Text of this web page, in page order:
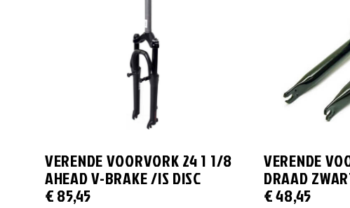
VERENDE VOORVORK 24 1 1/8
AHEAD V-BRAKE /IS DISC
€85,45
VERENDE
DRAAD
€48,45